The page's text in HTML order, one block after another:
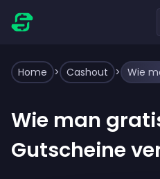
Home > Cashout >
Wie man
Gutscheine